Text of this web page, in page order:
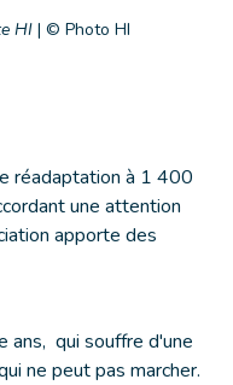
HI | © Photo HI
réadaptation à 1 400
une attention
apporte des
ans, qui souffre d'une
ne peut pas marcher.